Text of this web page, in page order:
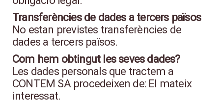
Transferències de dades a tercers països
No estan previstes transferències de
dades a tercers països.
Com hem obtingut les seves dades?
Les dades personals que tractem a
CONTEM SA procedeixen de: El mateix
interessat.